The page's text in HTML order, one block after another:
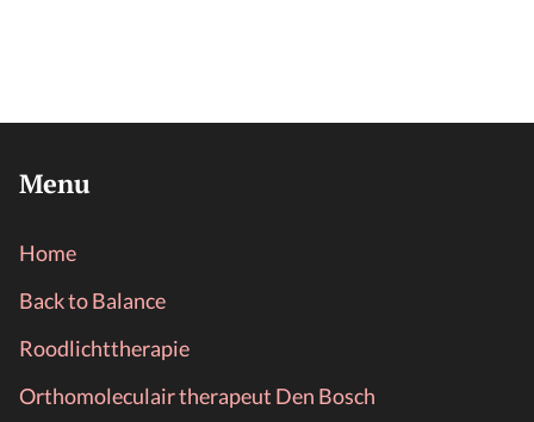
Menu
Home
Back to Balance
Roodlichttherapie
Orthomoleculair therapeut Den Bosch